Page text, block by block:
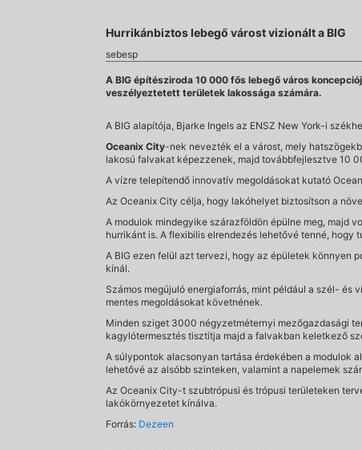
Hurrikánbiztos lebegő várost vizionált a BIG
sebesp
A BIG építésziroda 10 000 fős lebegő város
veszélyeztetett területek lakossága számára.
A BIG alapítója, Bjarke Ingels az ENSZ New York-i
Oceanix City-nek nevezték el a várost, mely
lakosú falvakat képezzenek, majd továbbfejlesztve 10
A vízre telepítendő innovatív megoldásokat kutató
Az Oceanix City célja, hogy lakóhelyet biztosítson a
A modulok mindegyike szárazföldön épülne meg, majd
hurrikánt is. A flexibilis elrendezés lehetővé tenné,
A BIG ezen felül azt tervezi, hogy az épületek könnyen
kínál.
Számos megújuló energiaforrás, mint például a szél-
mentes megoldásokat követnének.
Minden sziget 3000 négyzetméternyi mezőgazdasági
kagylótermesztés tisztítja majd a falvakban keletkező
A súlypontok alacsonyan tartása érdekében a modulok
lehetővé az alsóbb szinteken, valamint a napelemek
Az Oceanix City-t szubtrópusi és trópusi területeken
lakókörnyezetet kínálva.
Forrás: Dezeen